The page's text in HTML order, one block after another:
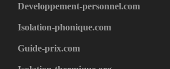
Developpement-personnel.com
Isolation-phonique.com
Guide-prix.com